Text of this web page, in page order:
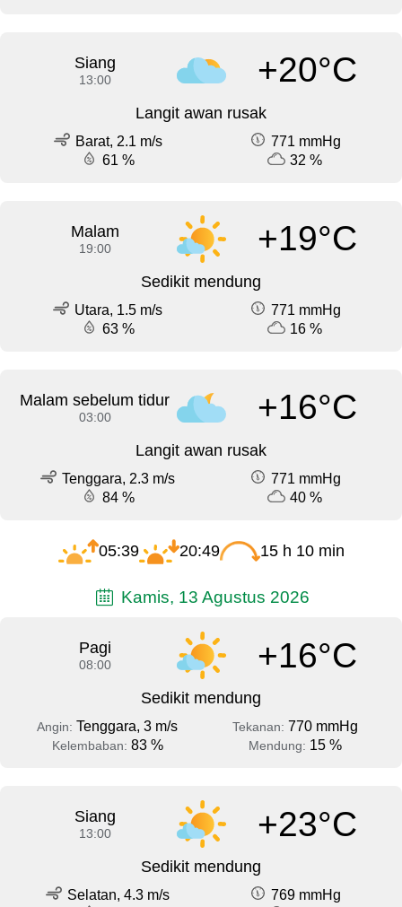
Siang
13:00 +20°C
Langit awan rusak
Barat, 2.1 m/s
771 mmHg
61 %
32 %
Malam
19:00 +19°C
Sedikit mendung
Utara, 1.5 m/s
771 mmHg
63 %
16 %
Malam sebelum tidur
03:00 +16°C
Langit awan rusak
Tenggara, 2.3 m/s
771 mmHg
84 %
40 %
05:39 20:49 15 h 10 min
Kamis, 13 Agustus 2026
Pagi
08:00 +16°C
Sedikit mendung
Angin: Tenggara, 3 m/s Tekanan: 770 mmHg
Kelembaban: 83 % Mendung: 15 %
Siang
13:00 +23°C
Sedikit mendung
Selatan, 4.3 m/s
769 mmHg